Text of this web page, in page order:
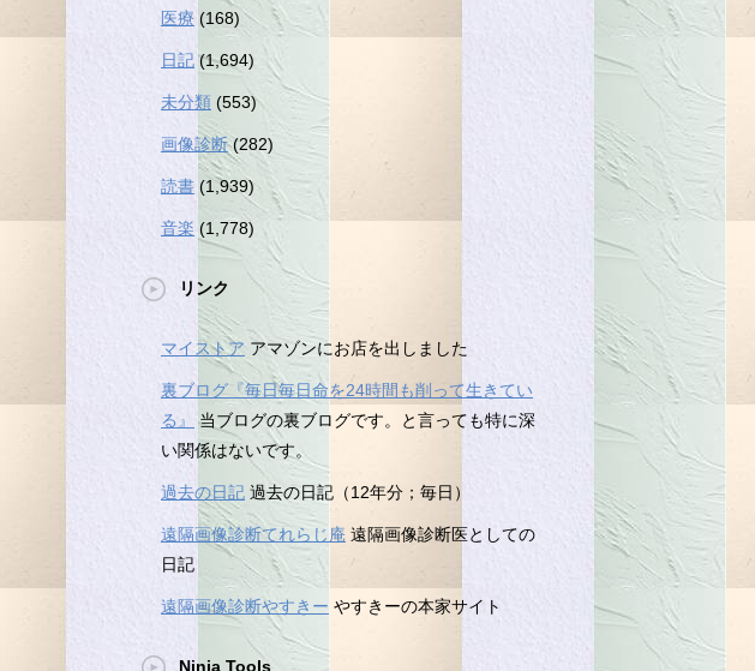
医療 (168)
日記(1,694)
未分類 (553)
画像診断(282)
読書 (1,939)
音楽 (1,778)
リンク
マイストア アマゾンにお店を出しました
裏ブログ『毎日毎日命を24時間も削って生きてい
る』
当ブログの裏ブログです。と言っても特に深
い関係はないです。
過去の日記 過去の日記（12年分；毎日）
遠隔画像診断てれらじ庵 遠隔画像診断医としての
日記
遠隔画像診断やすきー やすきーの本家サイト
Ninja Tools